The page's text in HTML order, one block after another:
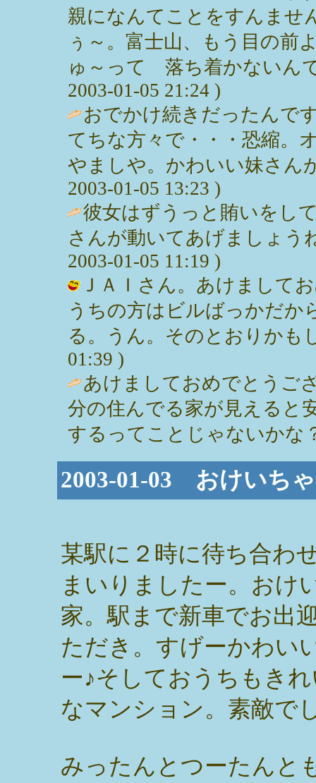
親になんてことをすんませ
ぅ～。富士山、もう目の前
ゅ～って 落ち着かないん
2003-01-05 21:24 )
おでかけ続きだったんで
てちな方々で・・・恐縮。
やましや。かわいい妹さん
2003-01-05 13:23 )
彼女はずうっと賄いをし
さんが動いてあげましょう
2003-01-05 11:19 )
ＪＡＩさん。あけまして
うちの方はビルばっかだか
る。うん。そのとおりかも
01:39 )
あけましておめでとうご
分の住んでる家が見えると
するってことじゃないかな
2003-01-03 おけいち
某駅に２時に待ち合わ
まいりましたー。おけ
家。駅まで新車でお出
ただき。すげーかわい
ー♪そしておうちもき
なマンション。素敵で
みったんとつーたんと